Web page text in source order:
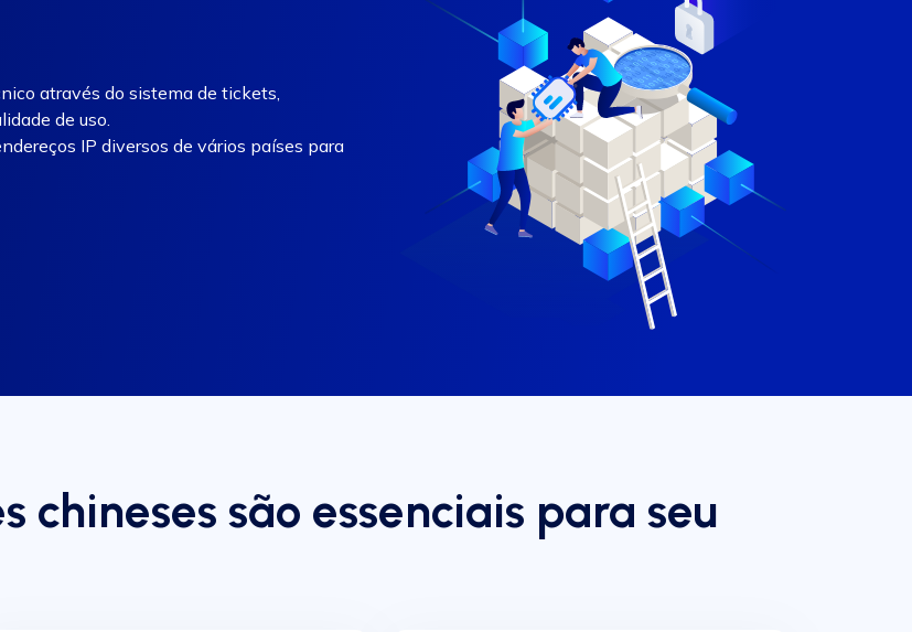
através do sistema de tickets,
de uso.
IP diversos de vários países para
chineses são essenciais para seu